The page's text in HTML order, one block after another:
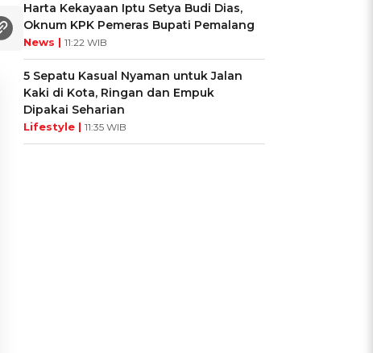
Harta Kekayaan Iptu Setya Budi Dias,
Oknum KPK Pemeras Bupati Pemalang
News | 11:22 WIB
5 Sepatu Kasual Nyaman untuk Jalan
Kaki di Kota, Ringan dan Empuk
Dipakai Seharian
Lifestyle | 11:35 WIB